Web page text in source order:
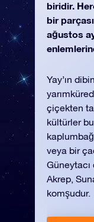
biridir.
bir
ağustos
Yay’ın
çiçekten
kültürler
veya bir
Güneytacı
Akrep,
komşudur.